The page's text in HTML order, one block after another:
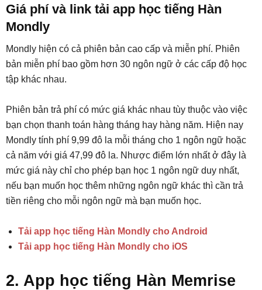
Giá phí và link tải app học tiếng Hàn
Mondly
Mondly hiện có cả phiên bản cao cấp và miễn phí. Phiên
bản miễn phí bao gồm hơn 30 ngôn ngữ ở các cấp độ học
tập khác nhau.
Phiên bản trả phí có mức giá khác nhau tùy thuộc vào việc
bạn chọn thanh toán hàng tháng hay hàng năm. Hiện nay
Mondly tính phí 9,99 đô la mỗi tháng cho 1 ngôn ngữ hoặc
cả năm với giá 47,99 đô la. Nhược điểm lớn nhất ở đây là
mức giá này chỉ cho phép bạn học 1 ngôn ngữ duy nhất,
nếu bạn muốn học thêm những ngôn ngữ khác thì cần trả
tiền riêng cho mỗi ngôn ngữ mà bạn muốn học.
Tải app học tiếng Hàn Mondly cho Android
Tải app học tiếng Hàn Mondly cho iOS
2. App học tiếng Hàn Memrise